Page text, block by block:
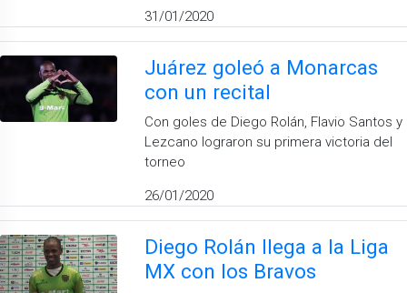
31/01/2020
Juárez goleó a Monarcas
con un recital
Con goles de Diego Rolán, Flavio Santos y
Lezcano lograron su primera victoria del
torneo
26/01/2020
Diego Rolán llega a la Liga
MX con los Bravos